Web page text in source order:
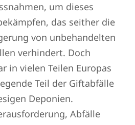
um dieses
das seither die
von unbehandelten
verhindert. Doch
in vielen Teilen Europas
Teil der Giftabfälle
Deponien.
Abfälle